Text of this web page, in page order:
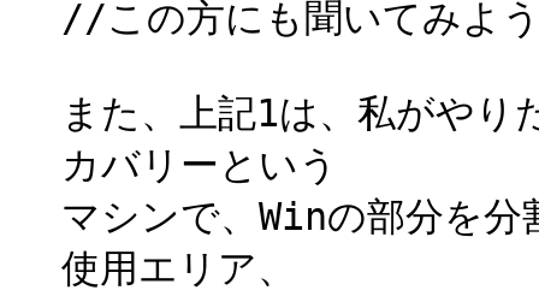
//この方にも聞いてみよ
また、上記1は、私がやり
カバリーという
マシンで、Winの部分を
使用エリア、